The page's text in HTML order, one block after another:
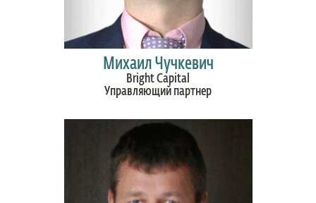
Михаил Чучкевич
Bright Capital
Управляющий партнер